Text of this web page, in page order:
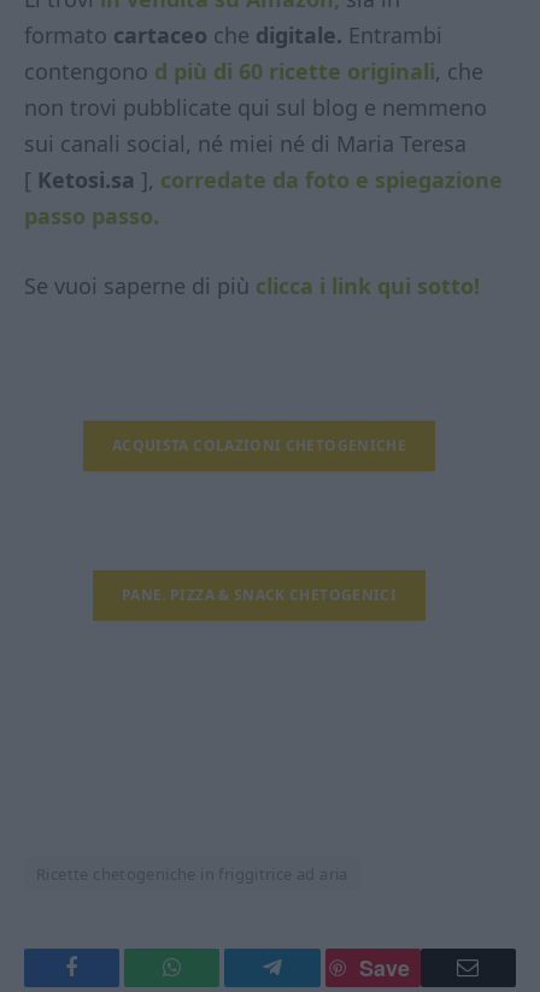
formato cartaceo che digitale. Entrambi
contengono d più di 60 ricette originali, che
non trovi pubblicate qui sul blog e nemmeno
sui canali social, né miei né di Maria Teresa
[ Ketosi.sa ], corredate da foto e spiegazione
passo passo.
Se vuoi saperne di più clicca i link qui sotto!
ACQUISTA COLAZIONI CHETOGENICHE
PANE. PIZZA & SNACK CHETOGENICI
Ricette chetogeniche in friggitrice ad aria
Facebook WhatsApp Telegram
Save
Email